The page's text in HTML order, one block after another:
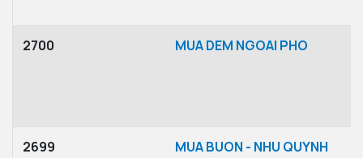
2700 MUA DEM NGOAI PHO
2699 MUA BUON - NHU QUYNH